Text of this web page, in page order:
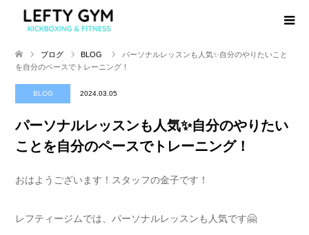
ブログ BLOG
パーソナルレッスンも人気✨自分のやりたいこと
を自分のペースでトレーニング！
BLOG 2024.03.05
パーソナルレッスンも人気✨自分のやりたい
ことを自分のペースでトレーニング！
おはようございます！スタッフの金子です！
レフティージムでは、パーソナルレッスンも人気です🤗